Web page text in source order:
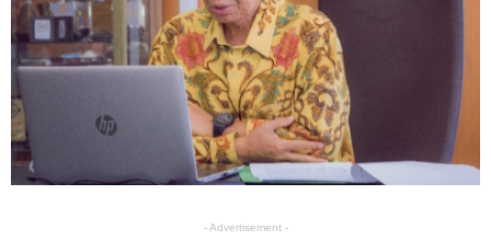
- Advertisement -